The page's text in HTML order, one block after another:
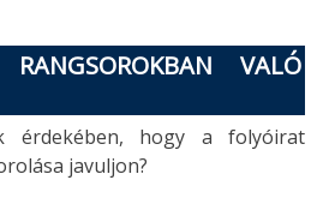
VALÓ
érdekében, hogy a folyóirat
javuljon?